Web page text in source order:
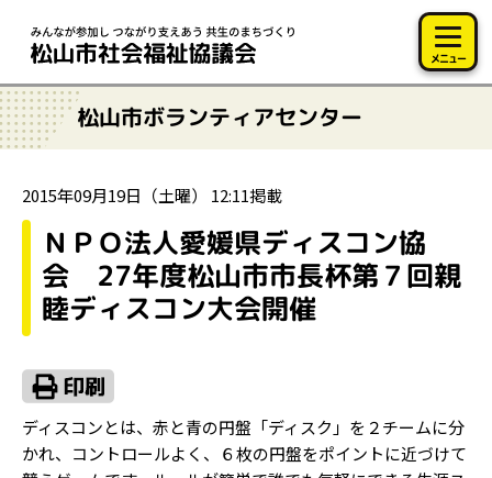
メニュー
松山市ボランティアセンター
2015年09月19日（土曜） 12:11掲載
ＮＰＯ法人愛媛県ディスコン協
会 27年度松山市市長杯第７回親
睦ディスコン大会開催
ディスコンとは、赤と青の円盤「ディスク」を２チームに分
かれ、コントロールよく、６枚の円盤をポイントに近づけて